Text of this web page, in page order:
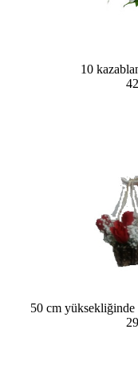
10
50 cm yüksekliğinde